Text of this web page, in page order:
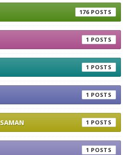
176
1
1
1
1
1